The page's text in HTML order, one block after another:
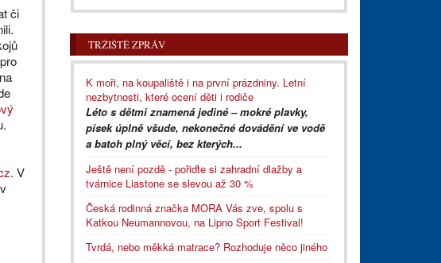
či
. V
TRŽIŠTĚ ZPRÁV
K moři, na koupaliště i na první prázdniny. Letní
nezbytnosti, které ocení děti i rodiče
Léto s dětmi znamená jediné – mokré plavky,
písek úplně všude, nekonečné dovádění ve vodě
a batoh plný věcí, bez kterých...
Ještě není pozdě - pořiďte si zahradní dlažby a
tvárnice Liastone se slevou až 30 %
Česká rodinná značka MORA Vás zve, spolu s
Katkou Neumannovou, na Lipno Sport Festival!
Tvrdá, nebo měkká matrace? Rozhoduje něco jiného